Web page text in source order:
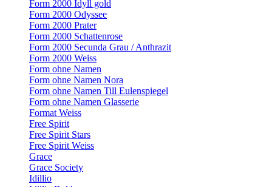
Form 2000 Idyll gold
Form 2000 Odyssee
Form 2000 Prater
Form 2000 Schattenrose
Form 2000 Secunda Grau / Anthrazit
Form 2000 Weiss
Form ohne Namen
Form ohne Namen Nora
Form ohne Namen Till Eulenspiegel
Form ohne Namen Glasserie
Format Weiss
Free Spirit
Free Spirit Stars
Free Spirit Weiss
Grace
Grace Society
Idillio